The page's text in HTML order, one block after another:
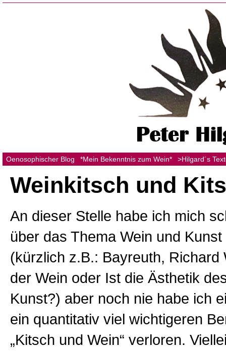
Oenosophischer Blog *Mein Bekenntnis zum Wein* >Hilgard´s
Weinkitsch und
An dieser Stelle habe ich mich
über das Thema Wein und
(kürzlich z.B.: Bayreuth, Richard
der Wein oder Ist die Ästhetik
Kunst?) aber noch nie habe ich
ein quantitativ viel wichtigeren
„Kitsch und Wein“ verloren.